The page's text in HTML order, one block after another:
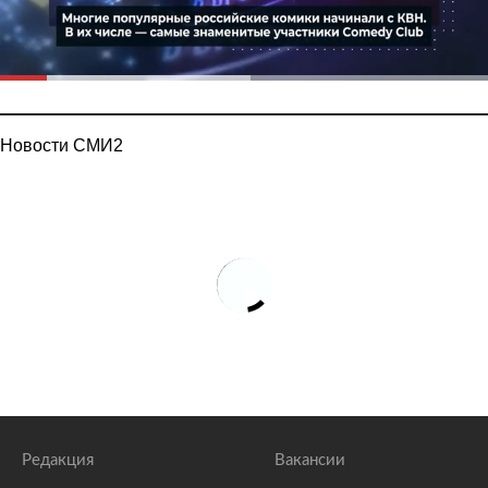
Новости СМИ2
Редакция Вакансии